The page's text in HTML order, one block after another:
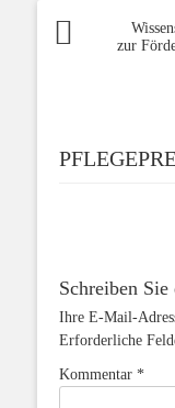
zur
Schreiben
Ihre E-Mail-
Erforderliche
Kommentar *